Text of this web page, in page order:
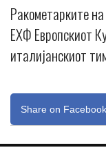
Ракометарките
ЕХФ Европскиот
италијанскиот
Share on Facebook